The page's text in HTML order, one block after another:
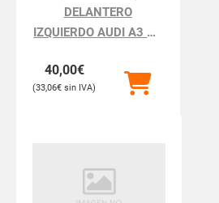
DELANTERO
IZQUIERDO AUDI A3 A3
40,00€
33,06€